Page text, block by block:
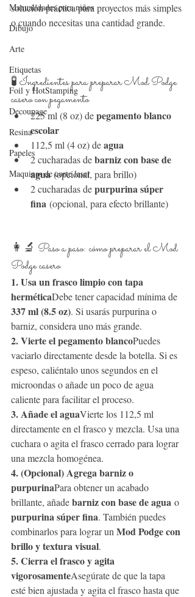
Manualidades para niños
Dibujo
Arte
Etiquetas
Foil y HotStamping
Decoupage
Resina
Papeles
Maquinas de corte laser
solución práctica para proyectos más simples
o cuando necesitas una cantidad grande.
🧪 Ingredientes para preparar Mod Podge
casero con pegamento
225 ml (8 oz) de pegamento blanco
escolar
112,5 ml (4 oz) de agua
2 cucharadas de barniz con base de
agua (opcional, para brillo)
2 cucharadas de purpurina súper
fina (opcional, para efecto brillante)
👩‍🔬 Paso a paso: cómo preparar el Mod
Podge casero
1. Usa un frasco limpio con tapa
herméticaDebe tener capacidad mínima de
337 ml (8.5 oz). Si usarás purpurina o
barniz, considera uno más grande.
2. Vierte el pegamento blancoPuedes
vaciarlo directamente desde la botella. Si es
espeso, caliéntalo unos segundos en el
microondas o añade un poco de agua
caliente para facilitar el proceso.
3. Añade el aguaVierte los 112,5 ml
directamente en el frasco y mezcla. Usa una
cuchara o agita el frasco cerrado para lograr
una mezcla homogénea.
4. (Opcional) Agrega barniz o
purpurinaPara obtener un acabado
brillante, añade barniz con base de agua o
purpurina súper fina. También puedes
combinarlos para lograr un Mod Podge con
brillo y textura visual.
5. Cierra el frasco y agita
vigorosamenteAsegúrate de que la tapa
esté bien ajustada y agita el frasco hasta que